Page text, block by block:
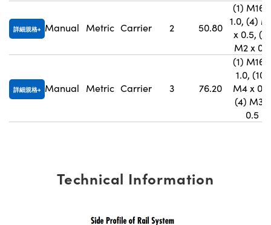
詳細規格 Manual Metric Carrier 2 50.80
(1) M16 x
1.0, (4)
x 0.5, (4)
M2 x 0.4
詳細規格 Manual Metric Carrier 3 76.20
(1) M16 x
1.0, (10)
M4 x 0.7,
(4) M3 x
0.5
Technical Information